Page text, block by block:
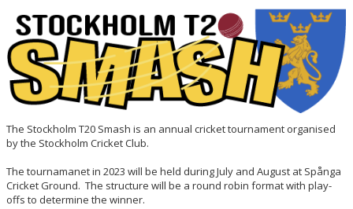
BILDGALLERI
The Stockholm T20 Smash is an annual cricket tournament organised
by the Stockholm Cricket Club.
The tournamanet in 2023 will be held during July and August at Spånga
Cricket Ground. The structure will be a round robin format with play-
offs to determine the winner.